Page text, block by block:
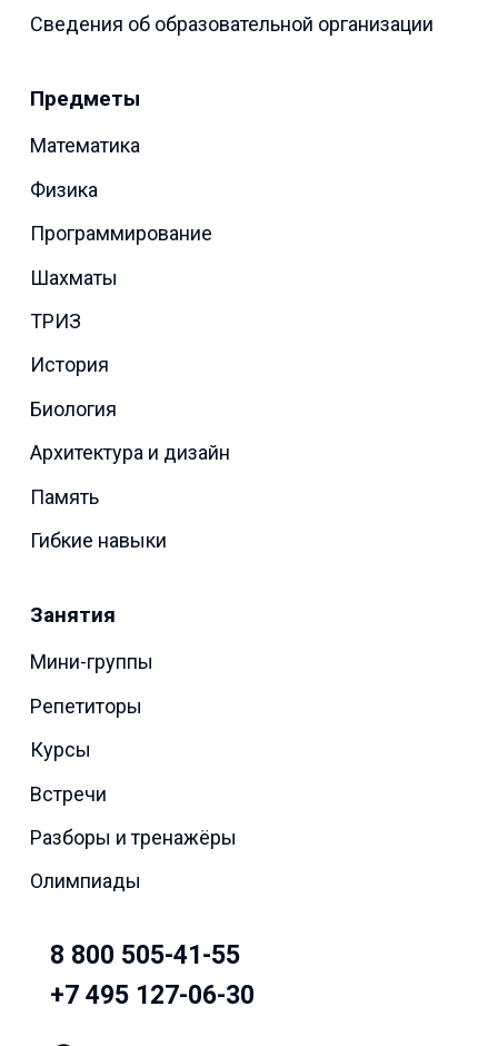
Сведения об образовательной организации
Предметы
Математика
Физика
Программирование
Шахматы
ТРИЗ
История
Биология
Архитектура и дизайн
Память
Гибкие навыки
Занятия
Мини-группы
Репетиторы
Курсы
Встречи
Разборы и тренажёры
Олимпиады
8 800 505-41-55
+7 495 127-06-30